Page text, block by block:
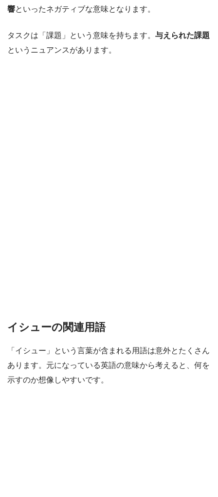
響といったネガティブな意味となります。
タスクは「課題」という意味を持ちます。 与えられた課題
というニュアンスがあります。
イシューの関連用語
「イシュー」という言葉が含まれる用語は意外とたくさん
あります。元になっている英語の意味から考えると、何を
示すのか想像しやすいです。